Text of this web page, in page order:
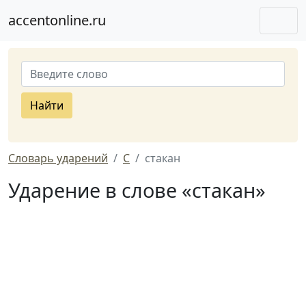
accentonline.ru
Найти
Словарь ударений С стакан
Ударение в слове «стакан»